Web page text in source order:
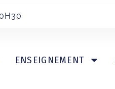
ENSEIGNEMENT